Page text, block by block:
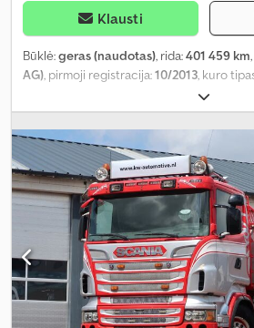
Klausti
Būklė:geras (naudotas), rida:401 459 km
AG), pirmoji registracija:10/2013, kuro
, ašių konfigūracija:
kuras:dyzelinas, spalva:raudona,
kabina, pavaros tipas:mechaninis,
Euro 5, pakaba:plienas-oras
bendras plotis:2 550 mm, bendras
vietos ilgis:6 220 mm, krovinių skyriaus
erdvės aukštis:910 mm , Gamybos metai:
centrinis užraktas, elektrinis langų
reguliuojamas veidrodis, kranas, kruizo
kondicionavimas, sėdynės šildytuvas,